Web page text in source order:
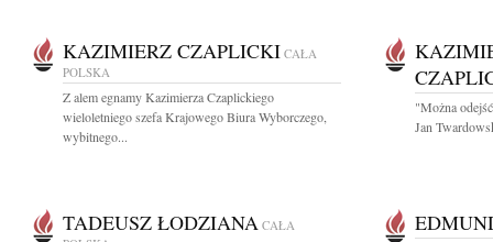
KAZIMIERZ CZAPLICKI CAŁA
POLSKA
Z alem egnamy Kazimierza Czaplickiego
wieloletniego szefa Krajowego Biura Wyborczego,
wybitnego...
"Można
Jan
TADEUSZ ŁODZIANA CAŁA